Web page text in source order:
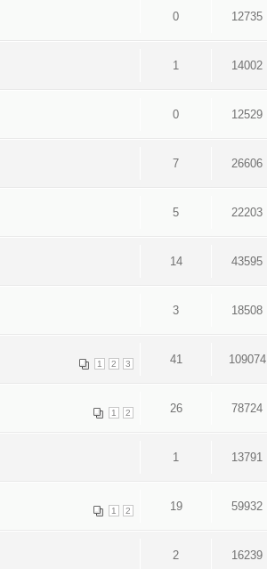
0 12735
1 14002
0 12529
7 26606
5 22203
14 43595
3 18508
1 2 3 41 109074
1 2 26 78724
1 13791
1 2 19 59932
2 16239